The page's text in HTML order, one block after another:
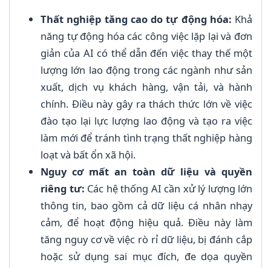
Thất nghiệp tăng cao do tự động hóa: Khả
năng tự động hóa các công việc lặp lại và đơn
giản của AI có thể dẫn đến việc thay thế một
lượng lớn lao động trong các ngành như sản
xuất, dịch vụ khách hàng, vận tải, và hành
chính. Điều này gây ra thách thức lớn về việc
đào tạo lại lực lượng lao động và tạo ra việc
làm mới để tránh tình trạng thất nghiệp hàng
loạt và bất ổn xã hội.
Nguy cơ mất an toàn dữ liệu và quyền
riêng tư: Các hệ thống AI cần xử lý lượng lớn
thông tin, bao gồm cả dữ liệu cá nhân nhạy
cảm, để hoạt động hiệu quả. Điều này làm
tăng nguy cơ về việc rò rỉ dữ liệu, bị đánh cắp
hoặc sử dụng sai mục đích, đe dọa quyền